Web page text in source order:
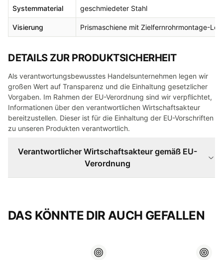
Systemmaterial geschmiedeter Stahl
Visierung Prismaschiene mit Zielfernrohrmontage-
DETAILS ZUR PRODUKTSICHERHEIT
Als verantwortungsbewusstes Handelsunternehmen legen wir
großen Wert auf Transparenz und die Einhaltung gesetzlicher
Vorgaben. Im Rahmen der EU-Verordnung sind wir verpflichtet,
Informationen über den verantwortlichen Wirtschaftsakteur
bereitzustellen. Dieser ist für die Einhaltung der EU-Vorschriften
zu unseren Produkten verantwortlich.
Verantwortlicher Wirtschaftsakteur gemäß EU-
Verordnung
DAS KÖNNTE DIR AUCH GEFALLEN